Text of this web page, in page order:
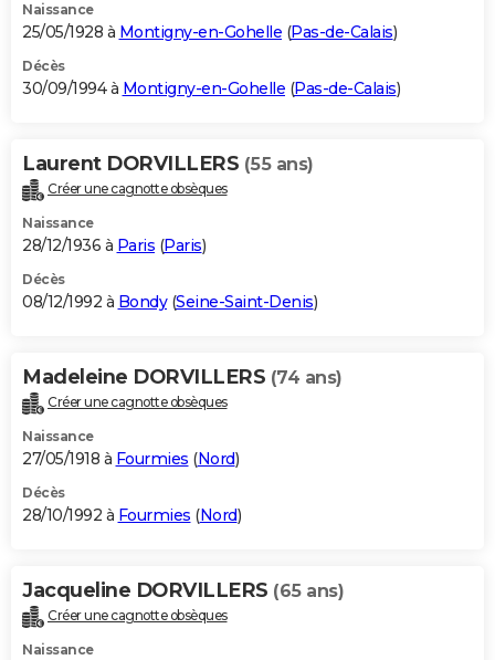
Naissance
25/05/1928 à Montigny-en-Gohelle (Pas-de-Calais)
Décès
30/09/1994 à Montigny-en-Gohelle (Pas-de-Calais)
Laurent DORVILLERS (55 ans)
Créer une cagnotte obsèques
Naissance
28/12/1936 à Paris (Paris)
Décès
08/12/1992 à Bondy(Seine-Saint-Denis)
Madeleine DORVILLERS (74 ans)
Créer une cagnotte obsèques
Naissance
27/05/1918 à Fourmies (Nord)
Décès
28/10/1992 à Fourmies (Nord)
Jacqueline DORVILLERS (65 ans)
Créer une cagnotte obsèques
Naissance